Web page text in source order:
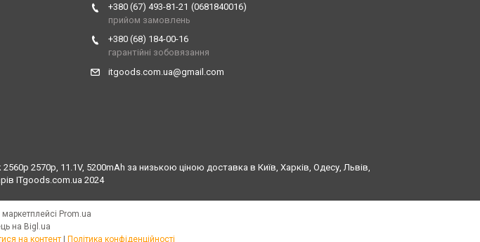
+380 (67) 493-81-21
0681840016
прийом замовлень
+380 (68) 184-00-16
гарантійні зобовязання
itgoods.com.ua@gmail.com
2570p, 11.1V, 5200mAh за низькою ціною доставка в Київ, Харків, Одесу, Львів,
ITgoods.com.ua 2024
Prom.ua
на Bigl.ua
на контент Політика конфіденційності